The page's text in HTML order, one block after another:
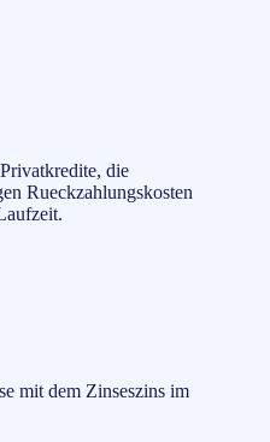
die
Rueckzahlungskosten
mit dem Zinseszins im